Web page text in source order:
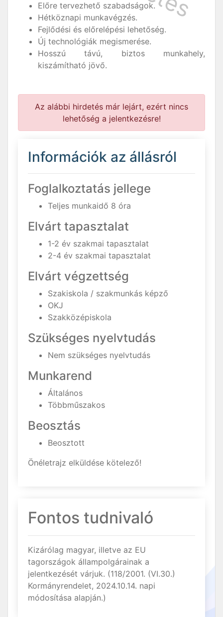
Előre tervezhető szabadságok.
Hétköznapi munkavégzés.
Fejlődési és előrelépési lehetőség.
Új technológiák megismerése.
Hosszú távú, biztos munkahely,
kiszámítható jövő.
Az alábbi hirdetés már lejárt, ezért nincs
lehetőség a jelentkezésre!
Információk az állásról
Foglalkoztatás jellege
Teljes munkaidő 8 óra
Elvárt tapasztalat
1-2 év szakmai tapasztalat
2-4 év szakmai tapasztalat
Elvárt végzettség
Szakiskola / szakmunkás képző
OKJ
Szakközépiskola
Szükséges nyelvtudás
Nem szükséges nyelvtudás
Munkarend
Általános
Többműszakos
Beosztás
Beosztott
Önéletrajz elküldése kötelező!
Fontos tudnivaló
Kizárólag magyar, illetve az EU
tagországok állampolgárainak a
jelentkezését várjuk. (118/2001. (VI.30.)
Kormányrendelet, 2024.10.14. napi
módosítása alapján.)